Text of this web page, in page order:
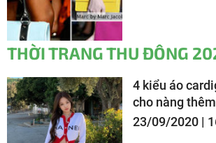
THỜI TRANG THU ĐÔNG
4 kiểu áo
cho nàng
23/09/2020 |